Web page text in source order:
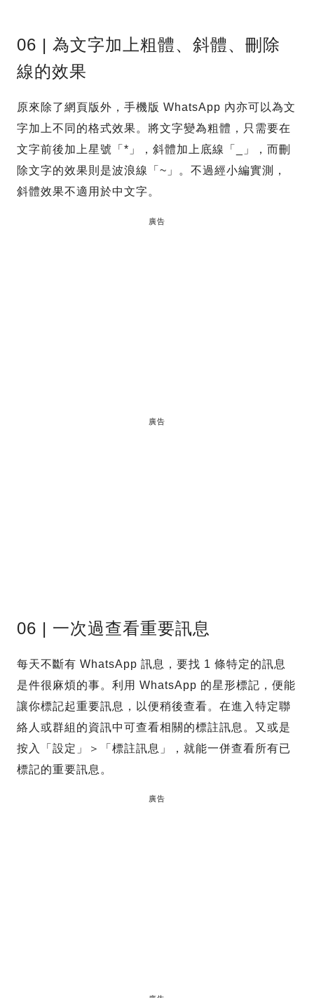
06 | 為文字加上粗體、斜體、刪除
線的效果
原來除了網頁版外，手機版 WhatsApp 內亦可以為文
字加上不同的格式效果。將文字變為粗體，只需要在
文字前後加上星號「*」，斜體加上底線「_」，而刪
除文字的效果則是波浪線「~」。不過經小編實測，
斜體效果不適用於中文字。
廣告
廣告
06 | 一次過查看重要訊息
每天不斷有 WhatsApp 訊息，要找 1 條特定的訊息
是件很麻煩的事。利用 WhatsApp 的星形標記，便能
讓你標記起重要訊息，以便稍後查看。在進入特定聯
絡人或群組的資訊中可查看相關的標註訊息。又或是
按入「設定」＞「標註訊息」，就能一併查看所有已
標記的重要訊息。
廣告